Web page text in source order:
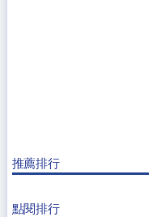
推薦排行
點閱排行